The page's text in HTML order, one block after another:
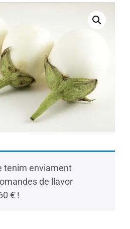
tenim enviament
de llavor
€ !